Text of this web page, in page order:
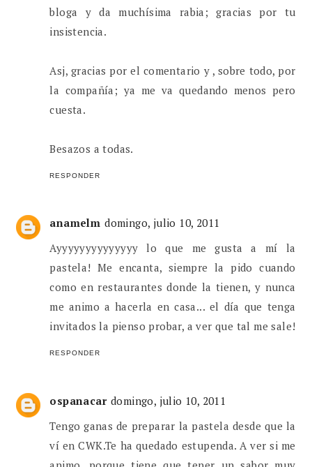
bloga y da muchísima rabia; gracias por tu
insistencia.
Asj, gracias por el comentario y , sobre todo, por
la compañía; ya me va quedando menos pero
cuesta.
Besazos a todas.
RESPONDER
anamelm domingo, julio 10, 2011
Ayyyyyyyyyyyyyy lo que me gusta a mí la
pastela! Me encanta, siempre la pido cuando
como en restaurantes donde la tienen, y nunca
me animo a hacerla en casa... el día que tenga
invitados la pienso probar, a ver que tal me sale!
RESPONDER
ospanacar domingo, julio 10, 2011
Tengo ganas de preparar la pastela desde que la
ví en CWK.Te ha quedado estupenda. A ver si me